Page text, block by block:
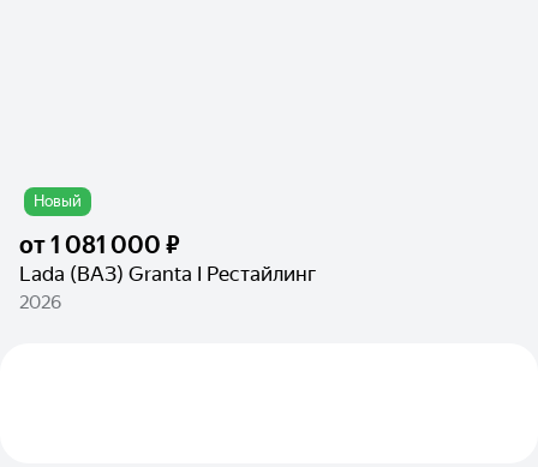
Новый
от1 081 000 ₽
Lada (ВАЗ) Granta I Рестайлинг
2026